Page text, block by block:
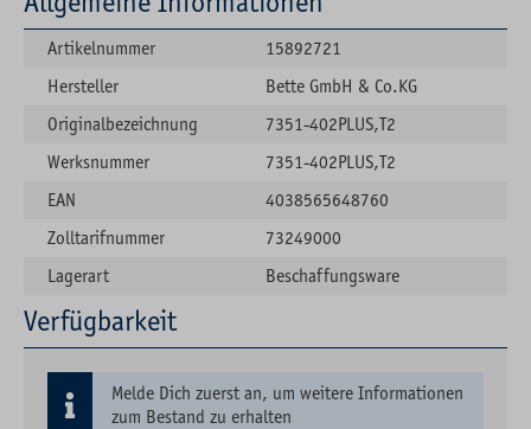
Artikelnummer
15892721
Hersteller
Bette GmbH & Co.KG
Originalbezeichnung
7351-402PLUS,T2
Werksnummer
7351-402PLUS,T2
EAN
4038565648760
Zolltarifnummer
73249000
Lagerart
Beschaffungsware
Verfügbarkeit
Melde Dich zuerst an, um weitere Informationen
zum Bestand zu erhalten